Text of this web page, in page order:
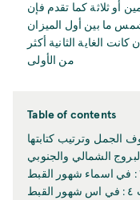
أو ثلاثة کما تقدم فإن
ما بین أول المیزان
الغایة الثانیة أکثر
من الأولی
Table of contents